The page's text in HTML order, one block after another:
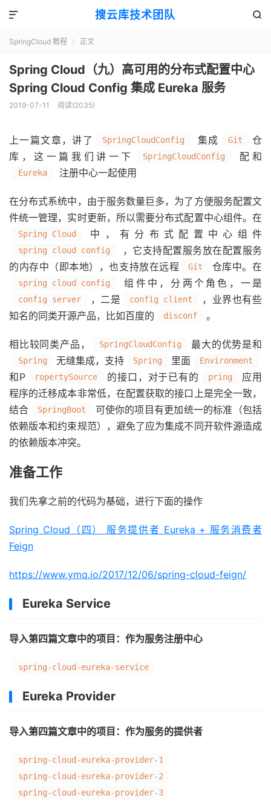
搜云库技术团队 

SpringCloud 教程  正文
Spring Cloud（九）高可用的分布式配置中心
Spring Cloud Config 集成 Eureka 服务
2019-07-11 阅读(2035)
上一篇文章，讲了 SpringCloudConfig 集成 Git
仓
库，这一篇我们讲一下
SpringCloudConfig 配和
Eureka 注册中心一起使用
在分布式系统中，由于服务数量巨多，为了方便服务配置文
件统一管理，实时更新，所以需要分布式配置中心组件。在
Spring Cloud 中，有分布式配置中心组件
spring cloud config
，它支持配置服务放在配置服务
的内存中（即本地），也支持放在远程
Git 仓库中。在
spring cloud config 组件中，分两个角色，一是
config server ，二是 config client
，业界也有些
知名的同类开源产品，比如百度的
disconf 。
相比较同类产品， SpringCloudConfig 最大的优势是和
Spring 无缝集成，支持 Spring 里面 Environment
和P ropertySource 的接口，对于已有的 pring
应用
程序的迁移成本非常低，在配置获取的接口上是完全一致，
结合
SpringBoot
可使你的项目有更加统一的标准（包括
依赖版本和约束规范），避免了应为集成不同开软件源造成
的依赖版本冲突。
准备工作
我们先拿之前的代码为基础，进行下面的操作
Spring Cloud（四） 服务提供者 Eureka + 服务消费者
Feign
https://www.ymq.io/2017/12/06/spring-cloud-feign/
Eureka Service
导入第四篇文章中的项目：作为服务注册中心
spring-cloud-eureka-service
Eureka Provider
导入第四篇文章中的项目：作为服务的提供者
spring-cloud-eureka-provider-1
spring-cloud-eureka-provider-2
spring-cloud-eureka-provider-3